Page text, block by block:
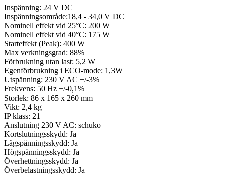
Inspänning: 24 V DC
Inspänningsområde:18,4 - 34,0 V DC
Nominell effekt vid 25°C: 200 W
Nominell effekt vid 40°C: 175 W
Starteffekt (Peak): 400 W
Max verkningsgrad: 88%
Förbrukning utan last: 5,2 W
Egenförbrukning i ECO-mode: 1,3W
Utspänning: 230 V AC +/-3%
Frekvens: 50 Hz +/-0,1%
Storlek: 86 x 165 x 260 mm
Vikt: 2,4 kg
IP klass: 21
Anslutning 230 V AC: schuko
Kortslutningsskydd: Ja
Lågspänningsskydd: Ja
Högspänningsskydd: Ja
Överhettningsskydd: Ja
Överbelastningsskydd: Ja